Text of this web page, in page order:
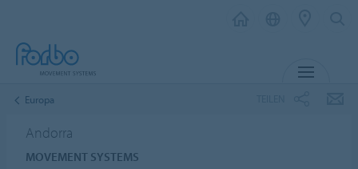
Europa
Andorra
MOVEMENT SYSTEMS